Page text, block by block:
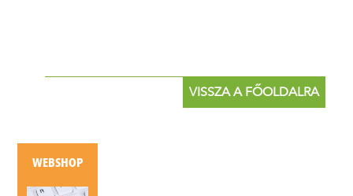
VISSZA A FŐOLDALRA
WEBSHOP